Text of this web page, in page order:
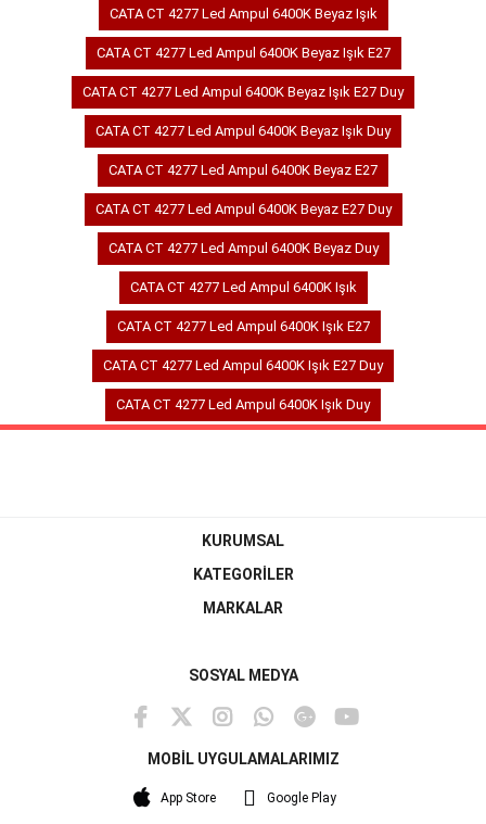
CATA CT 4277 Led Ampul 6400K Beyaz Işık
CATA CT 4277 Led Ampul 6400K Beyaz Işık E27
CATA CT 4277 Led Ampul 6400K Beyaz Işık E27 Duy
CATA CT 4277 Led Ampul 6400K Beyaz Işık Duy
CATA CT 4277 Led Ampul 6400K Beyaz E27
CATA CT 4277 Led Ampul 6400K Beyaz E27 Duy
CATA CT 4277 Led Ampul 6400K Beyaz Duy
CATA CT 4277 Led Ampul 6400K Işık
CATA CT 4277 Led Ampul 6400K Işık E27
CATA CT 4277 Led Ampul 6400K Işık E27 Duy
CATA CT 4277 Led Ampul 6400K Işık Duy
KURUMSAL
KATEGORİLER
MARKALAR
SOSYAL MEDYA
MOBİL UYGULAMALARIMIZ
App Store Google Play